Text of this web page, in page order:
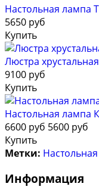
Настольная лампа
5650 руб
Купить
Люстра
9100 руб
Купить
Настольная лампа
6600 руб 5600 руб
Купить
Метки:
Информация